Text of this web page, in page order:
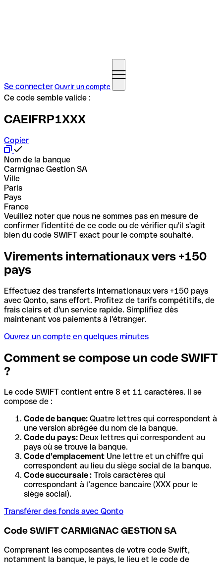
Se connecterOuvrir un compte
Ce code semble valide :
CAEIFRP1XXX
Copier
Nom de la banque
Carmignac Gestion SA
Ville
Paris
Pays
France
Veuillez noter que nous ne sommes pas en mesure de
confirmer l'identité de ce code ou de vérifier qu'il s'agit
bien du code SWIFT exact pour le compte souhaité.
Virements internationaux vers +150
pays
Effectuez des transferts internationaux vers +150 pays
avec Qonto, sans effort. Profitez de tarifs compétitifs, de
frais clairs et d'un service rapide. Simplifiez dès
maintenant vos paiements à l'étranger.
Ouvrez un compte en quelques minutes
Comment se compose un code SWIFT
?
Le code SWIFT contient entre 8 et 11 caractères. Il se
compose de :
Code de banque: Quatre lettres qui correspondent à
une version abrégée du nom de la banque.
Code du pays: Deux lettres qui correspondent au
pays où se trouve la banque.
Code d’emplacement Une lettre et un chiffre qui
correspondent au lieu du siège social de la banque.
Code succursale : Trois caractères qui
correspondant à l’agence bancaire (XXX pour le
siège social).
Transférer des fonds avec Qonto
Code SWIFT CARMIGNAC GESTION SA
Comprenant les composantes de votre code Swift,
notamment la banque, le pays, le lieu et le code de